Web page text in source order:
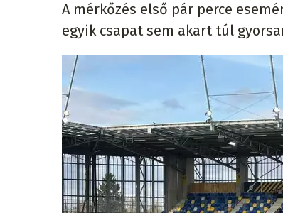
A mérkőzés első pár perce
egyik csapat sem akart túl